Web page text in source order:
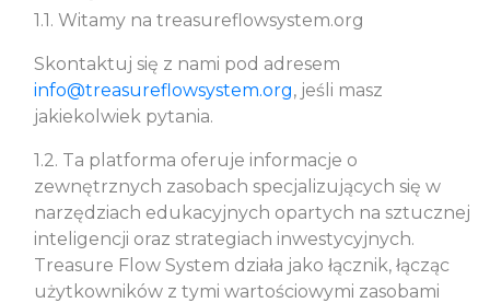
1.1. Witamy na treasureflowsystem.org
Skontaktuj się z nami pod adresem
info@treasureflowsystem.org, jeśli masz
jakiekolwiek pytania.
1.2. Ta platforma oferuje informacje o
zewnętrznych zasobach specjalizujących się w
narzędziach edukacyjnych opartych na sztucznej
inteligencji oraz strategiach inwestycyjnych.
Treasure Flow System działa jako łącznik, łącząc
użytkowników z tymi wartościowymi zasobami